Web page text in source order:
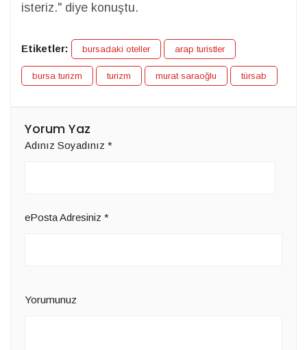
isteriz." diye konuştu.
Etiketler: bursadaki oteller arap turistler
bursa turizm turizm murat saraoğlu türsab
Yorum Yaz
Adınız Soyadınız *
ePosta Adresiniz *
Yorumunuz